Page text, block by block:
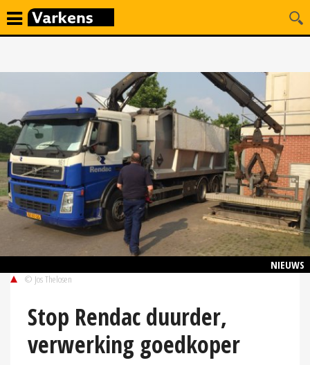
NIEUWS
© Jos Thelosen
Stop Rendac duurder,
verwerking goedkoper